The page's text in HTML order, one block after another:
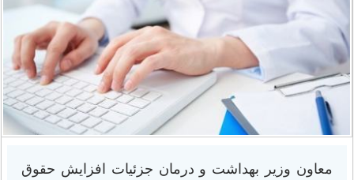
معاون وزیر بهداشت و درمان جزئیات افزایش حقوق